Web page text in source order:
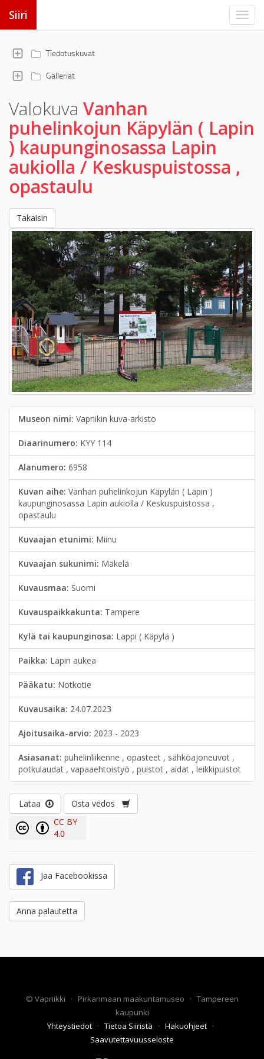
Siiri
Tiedotuskuvat
Galleriat
Valokuva Vanhan
puhelinkojun Käpylän ( Lapin
) kaupunginosassa Lapin
aukiolla / Keskuspuistossa ,
opastaulu
Takaisin
Museon nimi: Vapriikin kuva-arkisto
Diaarinumero: KYY 114
Alanumero: 6958
Kuvan aihe: Vanhan puhelinkojun Käpylän ( Lapin )
kaupunginosassa Lapin aukiolla / Keskuspuistossa ,
opastaulu
Kuvaajan etunimi: Miinu
Kuvaajan sukunimi: Mäkelä
Kuvausmaa: Suomi
Kuvauspaikkakunta: Tampere
Kylä tai kaupunginosa: Lappi ( Käpylä )
Paikka: Lapin aukea
Pääkatu: Notkotie
Kuvausaika: 24.07.2023
Ajoitusaika-arvio: 2023 - 2023
Asiasanat: puhelinliikenne , opasteet , sähköajoneuvot ,
potkulaudat , vapaaehtoistyö , puistot , aidat , leikkipuistot
Lataa
Osta vedos
CC BY
4.0
Jaa Facebookissa
Anna palautetta
© Vapriikki · Pirkanmaan maakuntamuseo · Tampereen
kaupunki
Yhteystiedot · Tietoa Siiristä · Hakuohjeet ·
Saavutettavuusseloste